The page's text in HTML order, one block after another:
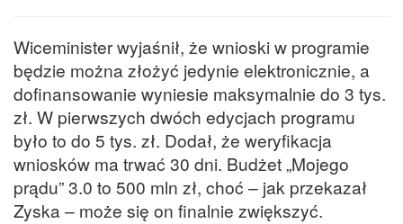
Wiceminister wyjaśnił, że wnioski w programie
będzie można złożyć jedynie elektronicznie, a
dofinansowanie wyniesie maksymalnie do 3 tys.
zł. W pierwszych dwóch edycjach programu
było to do 5 tys. zł. Dodał, że weryfikacja
wniosków ma trwać 30 dni. Budżet „Mojego
prądu” 3.0 to 500 mln zł, choć – jak przekazał
Zyska – może się on finalnie zwiększyć.